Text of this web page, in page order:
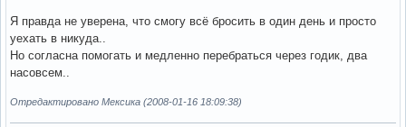
Я правда не уверена, что смогу всё бросить в один день и просто
уехать в никуда..
Но согласна помогать и медленно перебраться через годик, два
насовсем..
Отредактировано Мексика (2008-01-16 18:09:38)